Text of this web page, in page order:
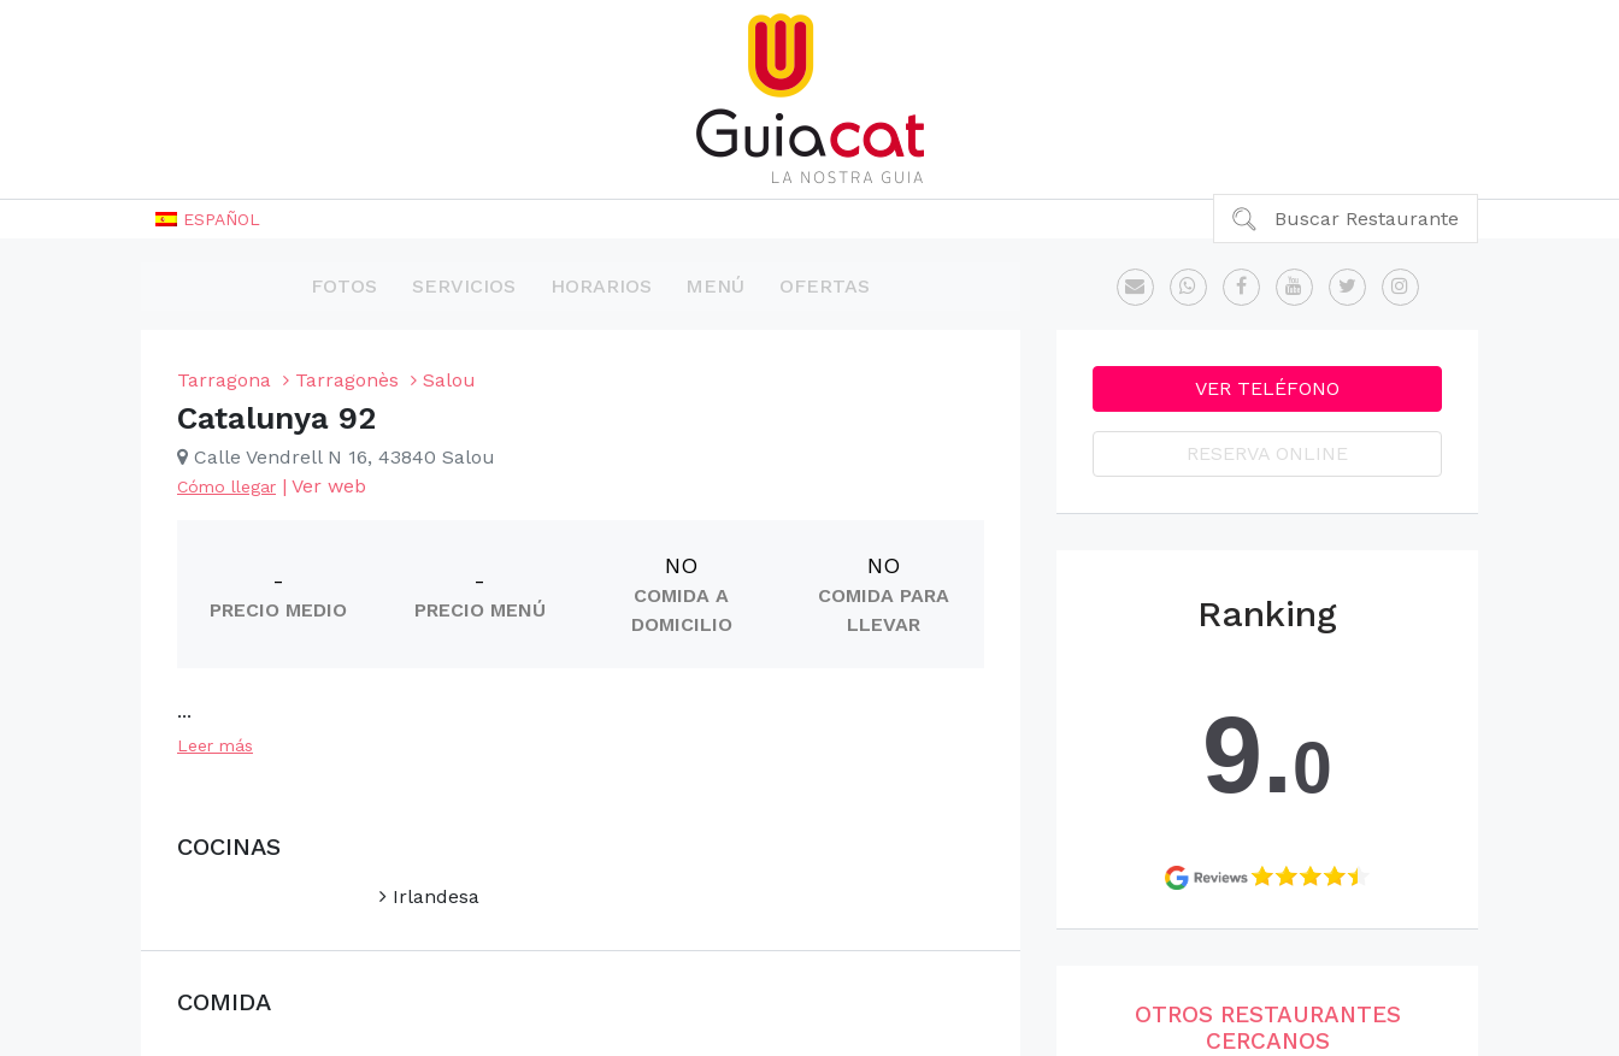
ESPAÑOL Buscar Restaurante
FOTOS SERVICIOS HORARIOS MENÚ OFERTAS
Tarragona Tarragonès Salou
Catalunya 92
Calle Vendrell N 16, 43840 Salou
Cómo llegar | Ver web
-
PRECIO MEDIO
-
PRECIO MENÚ
NO
COMIDA A
DOMICILIO
NO
COMIDA PARA
LLEVAR
...
Leer más
COCINAS
Irlandesa
COMIDA
VER TELÉFONO
RESERVA ONLINE
Ranking
9.0
OTROS RESTAURANTES
CERCANOS